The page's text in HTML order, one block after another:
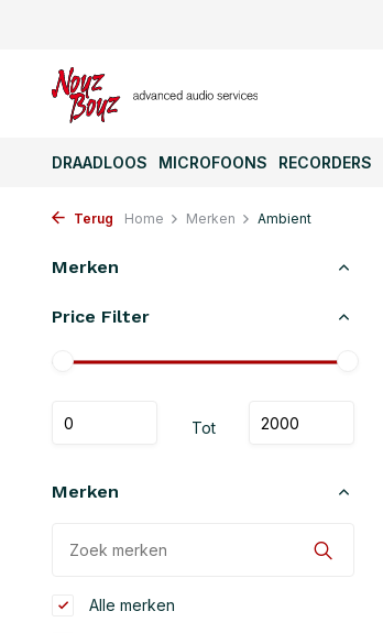
DRAADLOOS MICROFOONS RECORDERS
Terug Home Merken Ambient
Merken
Price Filter
Tot
Merken
Alle merken